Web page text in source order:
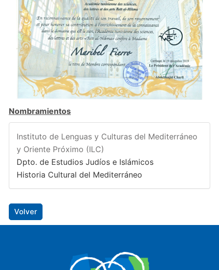
Nombramientos
Instituto de Lenguas y Culturas del Mediterráneo
y Oriente Próximo (ILC)
Dpto. de Estudios Judíos e Islámicos
Historia Cultural del Mediterráneo
Volver